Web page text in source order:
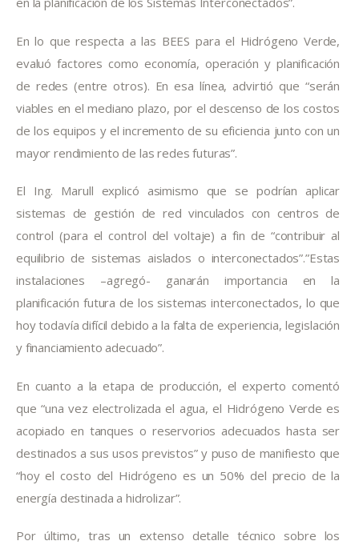
En lo que respecta a las BEES para el Hidrógeno Verde,
evaluó factores como economía, operación y planificación
de redes (entre otros). En esa línea, advirtió que “serán
viables en el mediano plazo, por el descenso de los costos
de los equipos y el incremento de su eficiencia junto con un
mayor rendimiento de las redes futuras”.
El Ing. Marull explicó asimismo que se podrían aplicar
sistemas de gestión de red vinculados con centros de
control (para el control del voltaje) a fin de “contribuir al
equilibrio de sistemas aislados o interconectados”.”Estas
instalaciones –agregó- ganarán importancia en la
planificación futura de los sistemas interconectados, lo que
hoy todavía difícil debido a la falta de experiencia, legislación
y financiamiento adecuado”.
En cuanto a la etapa de producción, el experto comentó
que “una vez electrolizada el agua, el Hidrógeno Verde es
acopiado en tanques o reservorios adecuados hasta ser
destinados a sus usos previstos” y puso de manifiesto que
“hoy el costo del Hidrógeno es un 50% del precio de la
energía destinada a hidrolizar”.
Por último, tras un extenso detalle técnico sobre los